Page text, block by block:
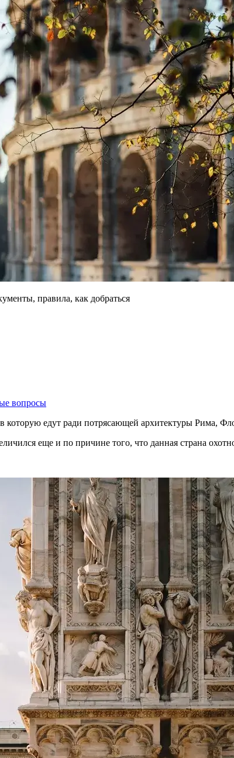
правила, как добраться
вопросы
которую едут ради потрясающей архитектуры Рима,
еще и по причине того, что данная страна